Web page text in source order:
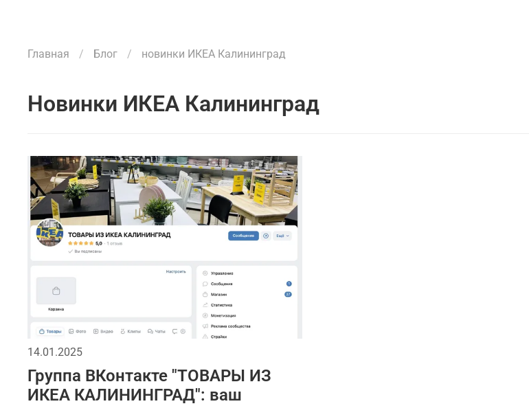
Главная Блог новинки ИКЕА Калининград
новинки ИКЕА Калининград
14.01.2025
Группа ВКонтакте "ТОВАРЫ ИЗ
ИКЕА КАЛИНИНГРАД": ваш